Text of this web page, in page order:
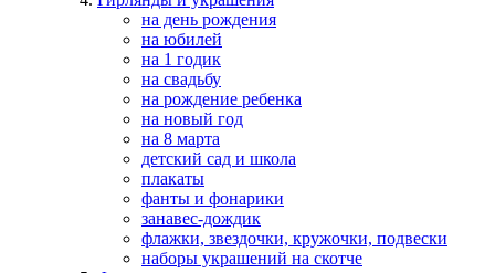
на день рождения
на юбилей
на 1 годик
на свадьбу
на рождение ребенка
на новый год
на 8 марта
детский сад и школа
плакаты
фанты и фонарики
занавес-дождик
флажки, звездочки, кружочки, подвески
наборы украшений на скотче